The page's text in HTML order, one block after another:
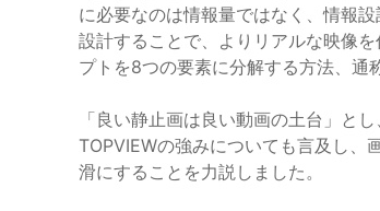
に必要なのは情報量ではなく、情報
設計することで、よりリアルな映像
プトを8つの要素に分解する方法、通
「良い静止画は良い動画の土台」と
TOPVIEWの強みについても言及し、
滑にすることを力説しました。